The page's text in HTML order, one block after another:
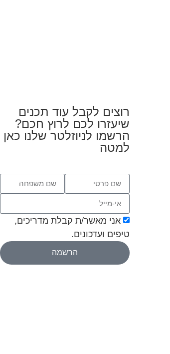
רוצים לקבל עוד תכנים
שיעזרו לכם לרוץ חכם?
הרשמו לניוזלטר שלנו כאן
למטה
אני מאשר/ת קבלת מדריכים,
טיפים ועדכונים.
הרשמה